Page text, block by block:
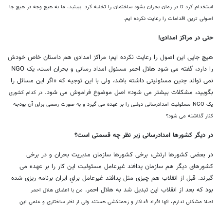
استخدام کرد تا در زمان بحران بشود ساختمان را تخلیه کرد. ببینید، ما به هیچ وجه در هیچ جا
اصولی ترین اقدامات را رعایت نکرده ایم.
حتی در مراکز امدادی!
هیچ جایی این اصول را رعایت نکرده ایم؛ مراکز امدادی هم داستان خاص خودش
را دارد، گفته می شود هلال احمر مسئول امداد رسانی و بحران است، یک NGO
نمی تواند چنین مسئولیتی داشته باشد، ولی با این توجیه که «اگر این مسائل را
بگویید، مشکلات بیشتر می شود» اصل موضوع فراموش می شود. در کدام کشوری
یک NGO مسئولیت امدادرسانی دولتی را بر عهده می گیرد و به صورت رسمی برای آن بودجه
کنار گذاشته می شود؟
در دیگر کشورها امدادرسانی زیر نظر چه قسمتی است؟
در بعضی کشورها ارتش، برخی کشورها سازمان مدیریت بحران و در برخی
کشورهای دیگر هم سازمان پدافند غیرعامل مسئولیت این کار را بر عهده می
گیرند. قبل از انقلاب هم چیزی مثل پدافند غیرعامل براي ایران برنامه ریزی شده
بود که بعد از انقلاب این تبدیل شد به هلال احمر. من با اعضای هلال احمر
اصلا مشکلی ندارم، آنها افراد فداکار و زحمتکشی هستند ولی از نظر ساختاری و علمی این